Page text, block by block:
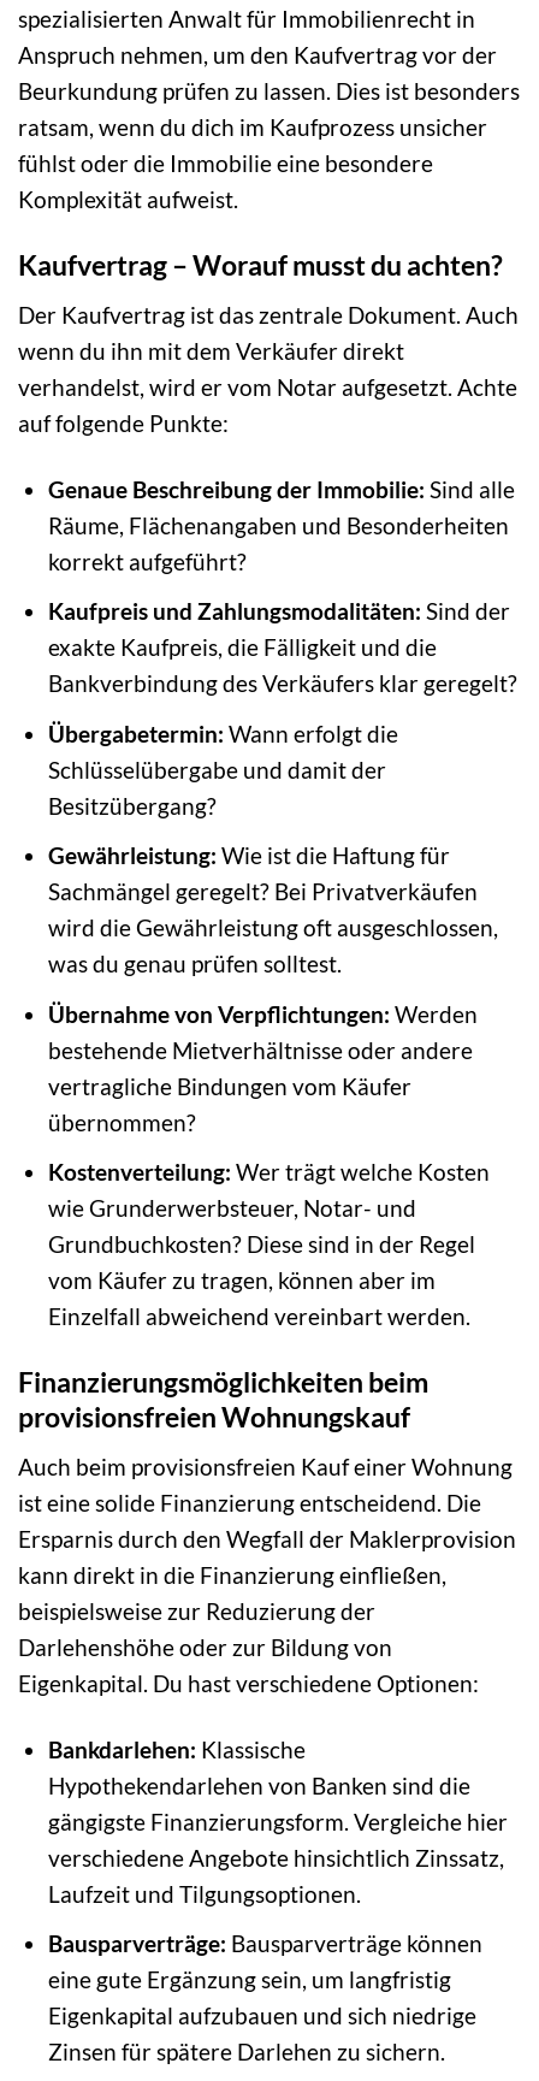
spezialisierten Anwalt für Immobilienrecht in
Anspruch nehmen, um den Kaufvertrag vor der
Beurkundung prüfen zu lassen. Dies ist besonders
ratsam, wenn du dich im Kaufprozess unsicher
fühlst oder die Immobilie eine besondere
Komplexität aufweist.
Kaufvertrag – Worauf musst du achten?
Der Kaufvertrag ist das zentrale Dokument. Auch
wenn du ihn mit dem Verkäufer direkt
verhandelst, wird er vom Notar aufgesetzt. Achte
auf folgende Punkte:
Genaue Beschreibung der Immobilie: Sind alle
Räume, Flächenangaben und Besonderheiten
korrekt aufgeführt?
Kaufpreis und Zahlungsmodalitäten: Sind der
exakte Kaufpreis, die Fälligkeit und die
Bankverbindung des Verkäufers klar geregelt?
Übergabetermin: Wann erfolgt die
Schlüsselübergabe und damit der
Besitzübergang?
Gewährleistung: Wie ist die Haftung für
Sachmängel geregelt? Bei Privatverkäufen
wird die Gewährleistung oft ausgeschlossen,
was du genau prüfen solltest.
Übernahme von Verpflichtungen: Werden
bestehende Mietverhältnisse oder andere
vertragliche Bindungen vom Käufer
übernommen?
Kostenverteilung: Wer trägt welche Kosten
wie Grunderwerbsteuer, Notar- und
Grundbuchkosten? Diese sind in der Regel
vom Käufer zu tragen, können aber im
Einzelfall abweichend vereinbart werden.
Finanzierungsmöglichkeiten beim
provisionsfreien Wohnungskauf
Auch beim provisionsfreien Kauf einer Wohnung
ist eine solide Finanzierung entscheidend. Die
Ersparnis durch den Wegfall der Maklerprovision
kann direkt in die Finanzierung einfließen,
beispielsweise zur Reduzierung der
Darlehenshöhe oder zur Bildung von
Eigenkapital. Du hast verschiedene Optionen:
Bankdarlehen: Klassische
Hypothekendarlehen von Banken sind die
gängigste Finanzierungsform. Vergleiche hier
verschiedene Angebote hinsichtlich Zinssatz,
Laufzeit und Tilgungsoptionen.
Bausparverträge: Bausparverträge können
eine gute Ergänzung sein, um langfristig
Eigenkapital aufzubauen und sich niedrige
Zinsen für spätere Darlehen zu sichern.